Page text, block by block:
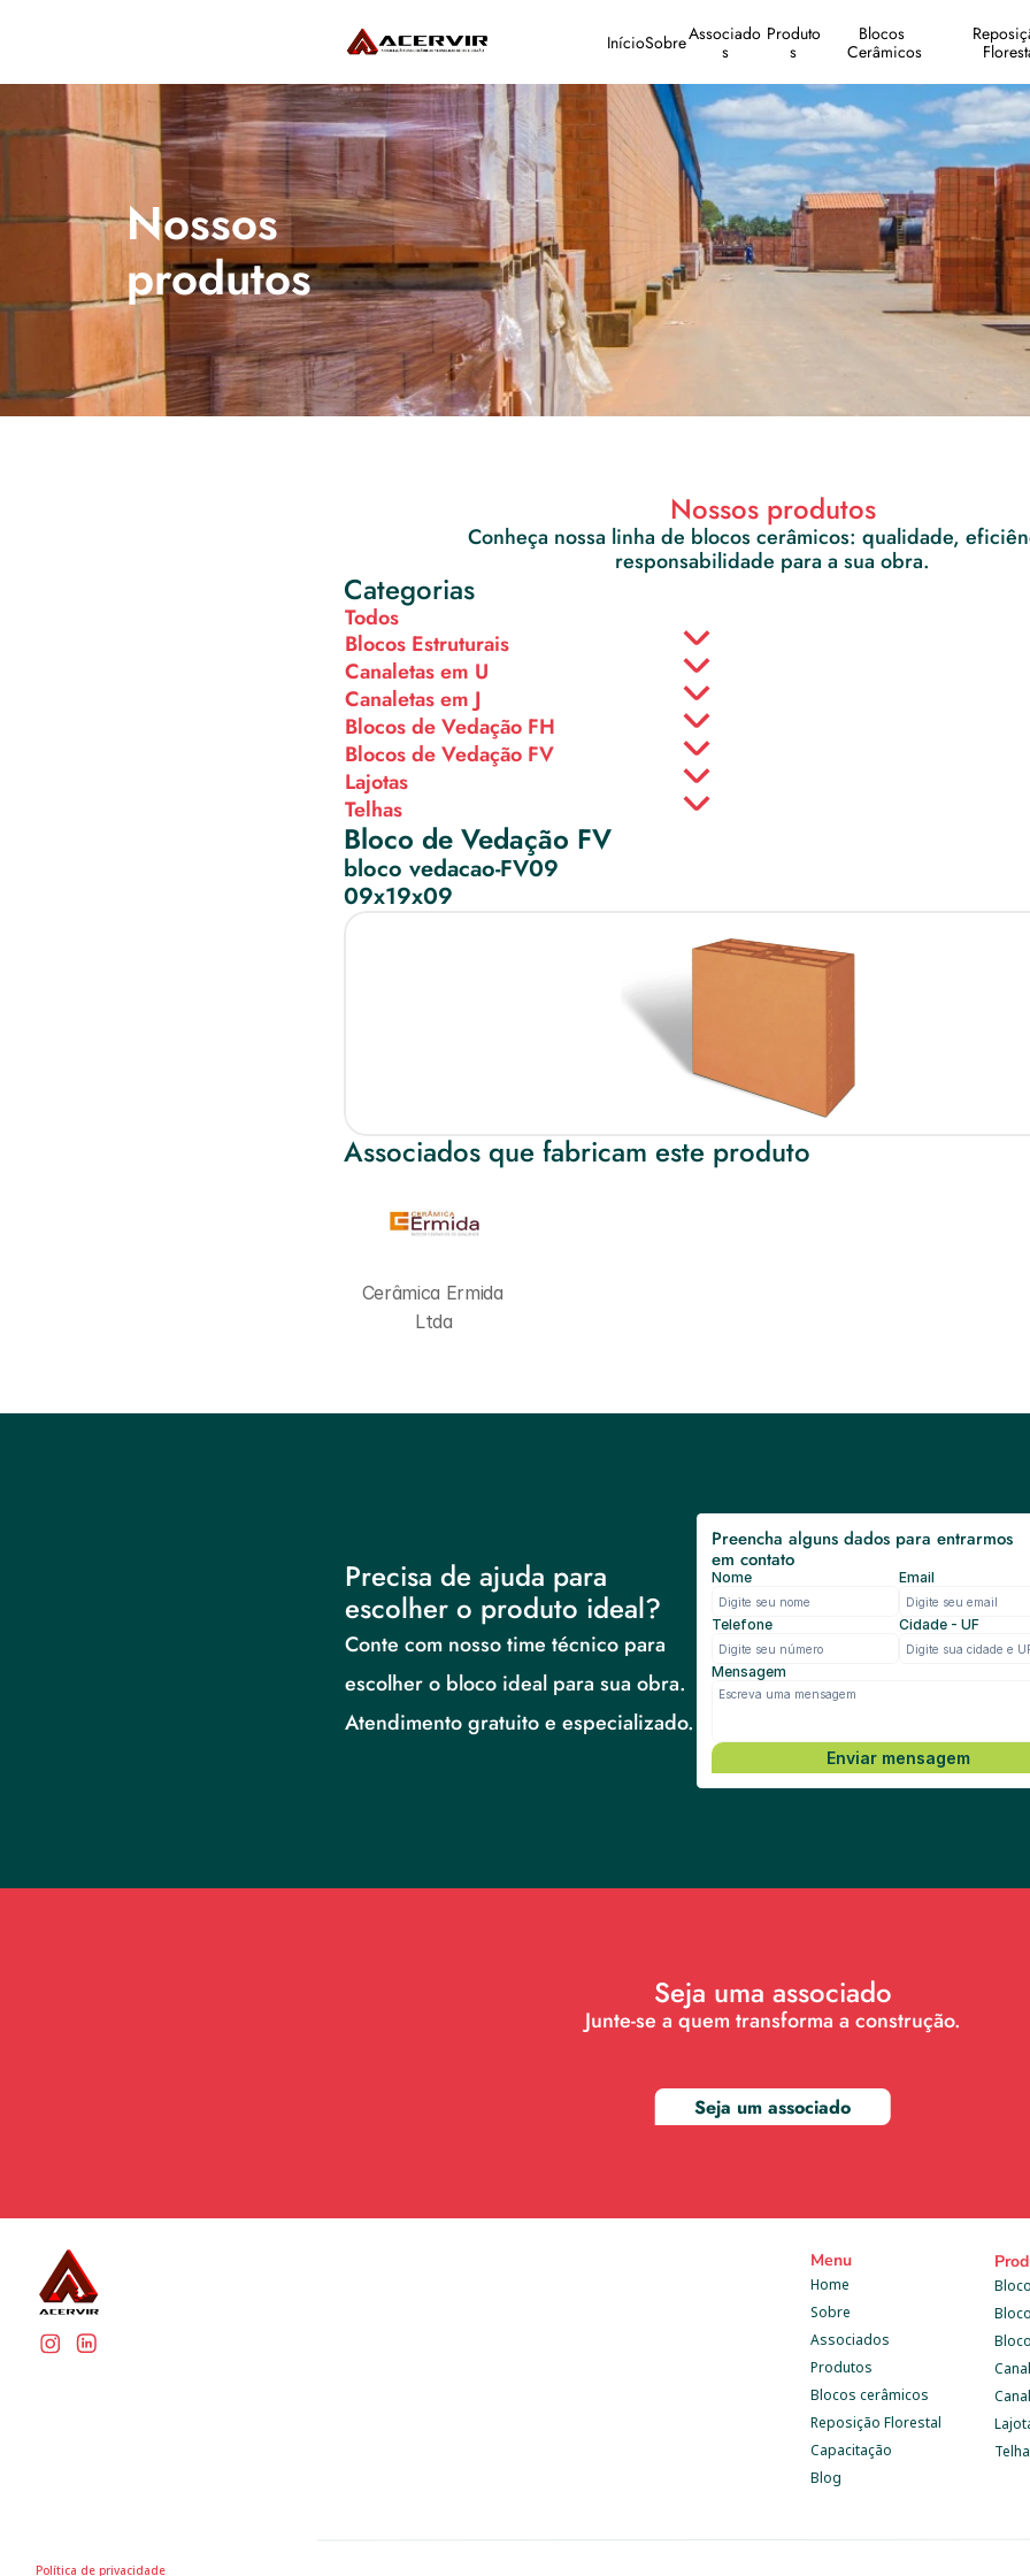
InícioSobreAssociado
s
Produto
s
Blocos
Cerâmicos
Nossos
produtos
Nossos produtos
Conheça nossa linha de blocos cerâmicos: qualidade,
responsabilidade para a sua obra.
Categorias
Todos
Blocos Estruturais
Canaletas em U
Canaletas em J
Blocos de Vedação FH
Blocos de Vedação FV
Lajotas
Telhas
Bloco de Vedação FV
bloco vedacao-FV09
09x19x09
Associados que fabricam este produto
Cerâmica Ermida
Ltda
Política de privacidade
Menu
Home
Sobre
Blog
Associados
Produtos
Blocos cerâmicos
Reposição Florestal
Capacitação
Precisa de ajuda para
escolher o produto ideal?
Conte com nosso time técnico para
escolher o bloco ideal para sua obra.
Atendimento gratuito e especializado.
Preencha alguns dados para entrarmos
em contato
Nome Email
Telefone Cidade - UF
Mensagem
Enviar mensagem
Seja uma associado
Junte-se a quem transforma a construção.
Seja um associado